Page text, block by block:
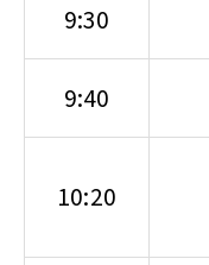
9:30
9:40
10:20